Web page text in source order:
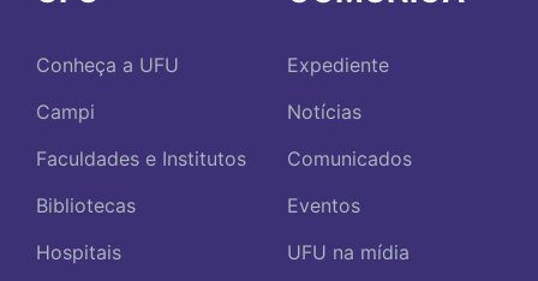
Conheça a UFU
Campi
Faculdades e Institutos
Bibliotecas
Hospitais
Expediente
Notícias
Comunicados
Eventos
UFU na mídia